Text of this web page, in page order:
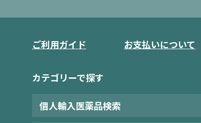
ご利用ガイド お支払いについて
カテゴリーで探す
個人輸入医薬品検索